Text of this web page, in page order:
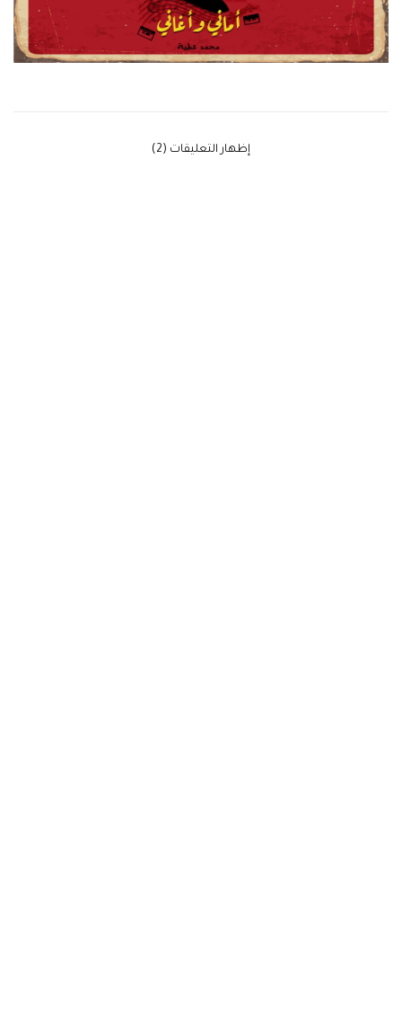
‫إظهار التعليقات (2)